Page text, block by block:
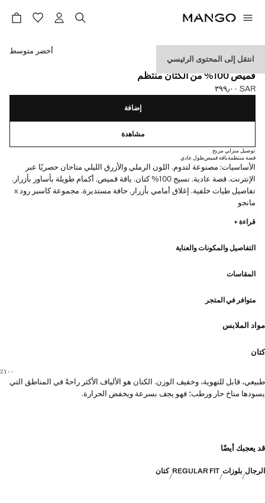
انتقل إلى المحتوى الرئيسي
ESSENTIALS
قميص 100% من الكتان منتظم
السعر الحالي [SAR ٣٩٩٫٠٠ ]
SAR ٣٩٩٫٠٠
حدد اللون
أخضر متوسط
إضافة
مشاهدة
توصيل منزلي مريح
قصة منتظمةياقة قميصطول عادي
الأساسيات: مصنوعة لتدوم. اللون الرملي والأزرق الليلي متاحان حصريًا عبر
الإنترنت. قصة عادية. نسيج 100% كتان. ياقة قميص. أكمام طويلة بأساور بأزرار.
تفاصيل طيات خلفية. إغلاق أمامي بأزرار. حافة مستديرة. مجموعة كاسبر رود x
مانجو
الأساسيات: مصممة لتدوم. لقد عززنا متطلبات الجودة لدينا بإضافة اختبارات
أنها متنوعة وذات طابع كلاسيكي
قراءة +
التفاصيل والمكونات والعناية
المقاسات
متوافر في المتجر
مواد الملابس
كتان
١٠٠٪؜
طبيعي، قابل للتهوية، وخفيف الوزن. الكتان هو الألياف الأكثر راحةً في المناطق التي
يسودها مناخ حار ورطب؛ فهو يجف بسرعة ويخفض الحرارة.
قد يعجبك أيضًا
الرجال بلوزات REGULAR FIT كتان